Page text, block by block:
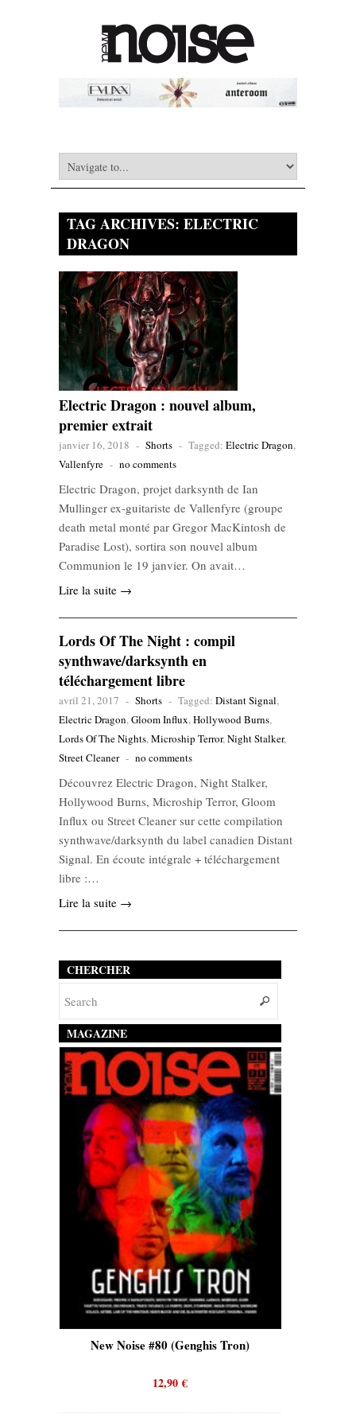
TAG ARCHIVES: ELECTRIC
DRAGON
Electric Dragon : nouvel album,
premier extrait
janvier 16, 2018 - Shorts - Tagged: Electric Dragon,
Vallenfyre - no comments
Electric Dragon, projet darksynth de Ian
Mullinger ex-guitariste de Vallenfyre (groupe
death metal monté par Gregor MacKintosh de
Paradise Lost), sortira son nouvel album
Communion le 19 janvier. On avait…
Lire la suite →
Lords Of The Night : compil
synthwave/darksynth en
téléchargement libre
avril 21, 2017 - Shorts - Tagged: Distant Signal,
Electric Dragon,Gloom Influx,Hollywood Burns,
Lords Of The Nights,Microship Terror,Night Stalker,
Street Cleaner - no comments
Découvrez Electric Dragon, Night Stalker,
Hollywood Burns, Microship Terror, Gloom
Influx ou Street Cleaner sur cette compilation
synthwave/darksynth du label canadien Distant
Signal. En écoute intégrale + téléchargement
libre :…
Lire la suite →
CHERCHER
MAGAZINE
New Noise #80 (Genghis Tron)
12,90€